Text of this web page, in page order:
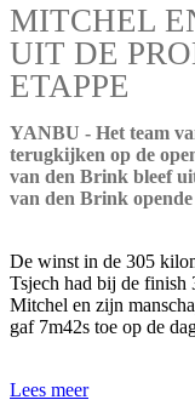
MITCHEL
UIT DE
ETAPPE
YANBU - Het team
terugkijken op de
van den Brink bleef
van den Brink opende
De winst in de 305
Tsjech had bij de finish
Mitchel en zijn
gaf 7m42s toe op de
Lees meer